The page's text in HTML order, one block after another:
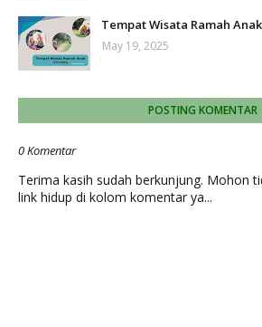
Tempat Wisata Ramah
May 19, 2025
POSTING KOMENTAR
0 Komentar
Terima kasih sudah berkunjung. Mohon
link hidup di kolom komentar ya...